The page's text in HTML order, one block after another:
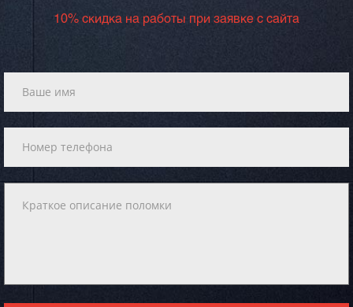
10% скидка на работы при заявке с сайта